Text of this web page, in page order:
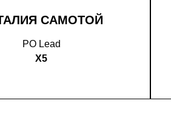
САМОТОЙ
PO Lead
X5